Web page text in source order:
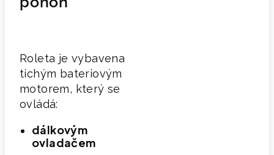
Roleta je vybavena
tichým bateriovým
motorem, který se
ovládá:
dálkovým
ovladačem